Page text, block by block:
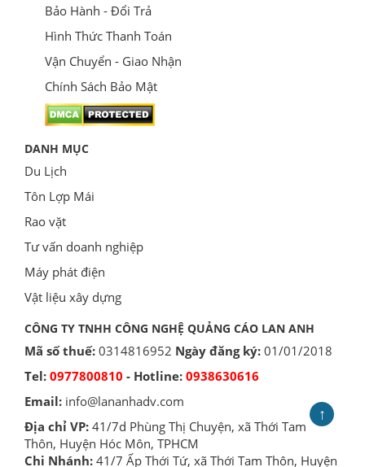
Bảo Hành - Đổi Trả
Hình Thức Thanh Toán
Vận Chuyển - Giao Nhận
Chính Sách Bảo Mật
DANH MỤC
Du Lịch
Tôn Lợp Mái
Rao vặt
Tư vấn doanh nghiệp
Máy phát điện
Vật liệu xây dựng
CÔNG TY TNHH CÔNG NGHỆ QUẢNG CÁO LAN ANH
Mã số thuế: 0314816952 Ngày đăng ký: 01/01/2018
Tel: 0977800810 - Hotline: 0938630616
Email: info@lananhadv.com
Địa chỉ VP: 41/7d Phùng Thị Chuyện, xã Thới Tam
Thôn, Huyện Hóc Môn, TPHCM
Chi Nhánh: 41/7 Ấp Thới Tứ, xã Thới Tam Thôn, Huyện
↑